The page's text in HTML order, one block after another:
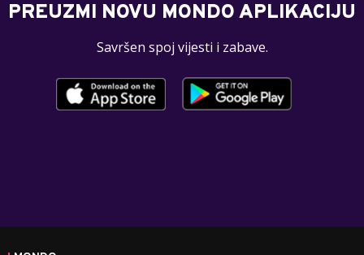
PREUZMI NOVU MONDO APLIKACIJU
Savršen spoj vijesti i zabave.